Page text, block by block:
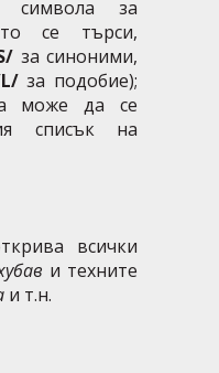
символа за
се търси,
за синоними,
за подобие);
може да се
списък на
всички
и техните
и т.н.